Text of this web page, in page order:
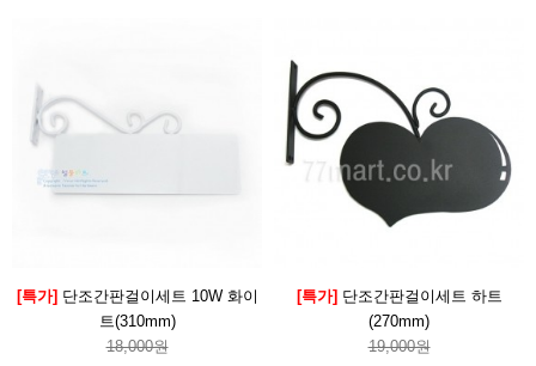
[특가] 단조간판걸이세트 10W 화이
트(310mm)
18,000원
[특가] 단조간판걸이세트 하트
(270mm)
19,000원